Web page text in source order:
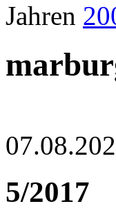
Jahren
5/2017